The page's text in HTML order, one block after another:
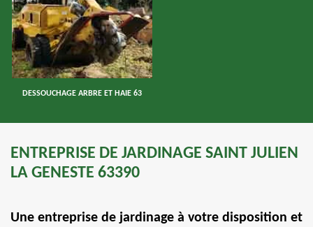
DESSOUCHAGE ARBRE ET HAIE 63
ENTREPRISE DE JARDINAGE SAINT JULIEN
LA GENESTE 63390
Une entreprise de jardinage à votre disposition et